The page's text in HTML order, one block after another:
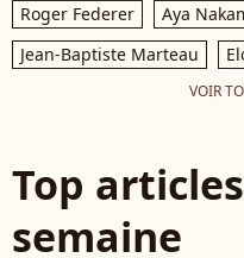
Roger Federer
Aya
Jean-Baptiste Marteau
VOIR
Top
semaine